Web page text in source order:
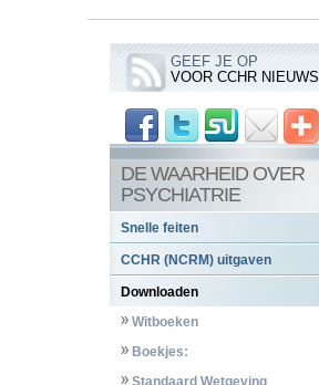
GEEF JE OP
VOOR CCHR NIEUWS
DE WAARHEID OVER
PSYCHIATRIE
Snelle feiten
CCHR (NCRM) uitgaven
Downloaden
Witboeken
Boekjes:
Standaard Wetgeving